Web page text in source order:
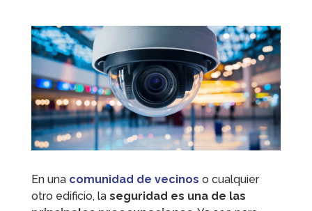
En una comunidad de vecinos o cualquier
otro edificio, la seguridad es una de las